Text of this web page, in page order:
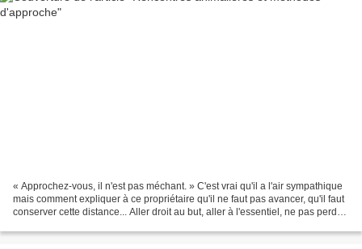
« Approchez-vous, il n'est pas méchant. » C'est vrai qu'il a l'air sympathique
mais comment expliquer à ce propriétaire qu'il ne faut pas avancer, qu'il faut
conserver cette distance... Aller droit au but, aller à l'essentiel, ne pas perdre